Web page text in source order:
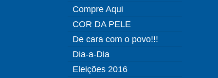
Compre Aqui
COR DA PELE
De cara com o povo!!!
Dia-a-Dia
Eleições 2016